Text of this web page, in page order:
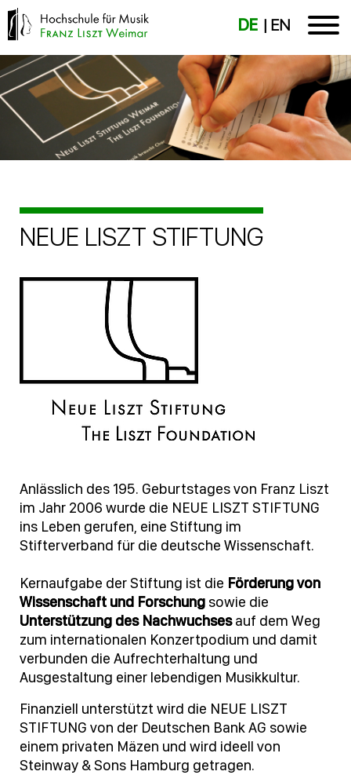
DE EN
NEUE LISZT STIFTUNG
Anlässlich des 195. Geburtstages von Franz Liszt
im Jahr 2006 wurde die NEUE LISZT STIFTUNG
ins Leben gerufen, eine Stiftung im
Stifterverband für die deutsche Wissenschaft.
Kernaufgabe der Stiftung ist die Förderung von
Wissenschaft und Forschung sowie die
Unterstützung des Nachwuchsesauf dem Weg
zum internationalen Konzertpodium und damit
verbunden die Aufrechterhaltung und
Ausgestaltung einer lebendigen Musikkultur.
Finanziell unterstützt wird die NEUE LISZT
STIFTUNG von der Deutschen Bank AG sowie
einem privaten Mäzen und wird ideell von
Steinway & Sons Hamburg getragen.